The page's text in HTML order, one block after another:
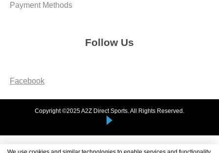
Payment Methods
Follow Us
Facebook
Copyright ©2025 A2Z Direct Sports. All Rights Reserved.